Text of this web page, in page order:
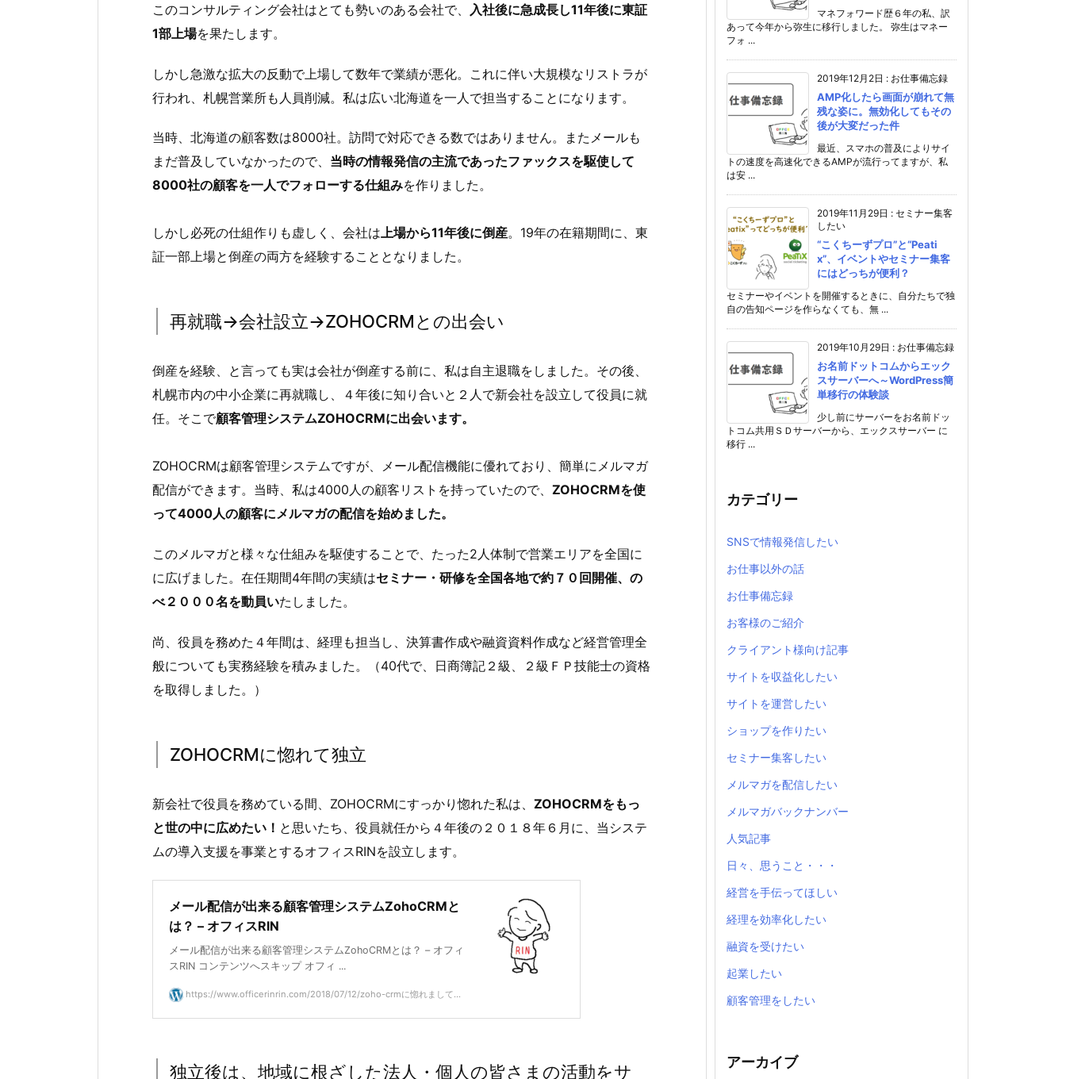
このコンサルティング会社はとても勢いのある会社で、
入社後に急成長し11年後に東証
1部上場を果たします。
しかし急激な拡大の反動で上場して数年で業績が悪化。これに伴い大規模なリストラが
行われ、札幌営業所も人員削減。私は広い北海道を一人で担当することになります。
当時、北海道の顧客数は8000社。訪問で対応できる数ではありません。またメールも
まだ普及していなかったので、 当時の情報発信の主流であったファックスを駆使して
8000社の顧客を一人でフォローする仕組みを作りました。
しかし必死の仕組作りも虚しく、会社は上場から11年後に倒産。19年の在籍期間に、東
証一部上場と倒産の両方を経験することとなりました。
再就職→会社設立→ZOHOCRMとの出会い
倒産を経験、と言っても実は会社が倒産する前に、私は自主退職をしました。その後、
札幌市内の中小企業に再就職し、４年後に知り合いと２人で新会社を設立して役員に就
任。そこで顧客管理システムZOHOCRMに出会います。
ZOHOCRMは顧客管理システムですが、メール配信機能に優れており、簡単にメルマガ
配信ができます。当時、私は4000人の顧客リストを持っていたので、 ZOHOCRMを使
って4000人の顧客にメルマガの配信を始めました。
このメルマガと様々な仕組みを駆使することで、たった2人体制で営業エリアを全国に
に広げました。在任期間4年間の実績はセミナー・研修を全国各地で約７０回開催、の
べ２０００名を動員いたしました。
尚、役員を務めた４年間は、経理も担当し、決算書作成や融資資料作成など経営管理全
般についても実務経験を積みました。（40代で、日商簿記２級、２級ＦＰ技能士の資格
を取得しました。）
ZOHOCRMに惚れて独立
新会社で役員を務めている間、ZOHOCRMにすっかり惚れた私は、 ZOHOCRMをもっ
と世の中に広めたい！ と思いたち、役員就任から４年後の２０１８年６月に、当システ
ムの導入支援を事業とするオフィスRINを設立します。
メール配信が出来る顧客管理システムZohoCRMと
は？ – オフィスRIN
メール配信が出来る顧客管理システムZohoCRMとは？ – オフィ
スRIN コンテンツへスキップ オフィ ...
https://www.officerinrin.com/2018/07/12/zoho-crmに惚れまして...
独立後は、地域に根ざした法人・個人の皆さまの活動をサ
マネフォワード歴６年の私、訳
あって今年から弥生に移行しました。 弥生はマネー
フォ ...
2019年12月2日 : お仕事備忘録
AMP化したら画面が崩れて無
残な姿に。無効化してもその
後が大変だった件
最近、スマホの普及によりサイ
トの速度を高速化できるAMPが流行ってますが、私
は安 ...
2019年11月29日 : セミナー集客
したい
“こくちーずプロ”と“Peati
x”、イベントやセミナー集客
にはどっちが便利？
セミナーやイベントを開催するときに、自分たちで独
自の告知ページを作らなくても、無 ...
2019年10月29日 : お仕事備忘録
お名前ドットコムからエック
スサーバーへ～WordPress簡
単移行の体験談
少し前にサーバーをお名前ドッ
トコム共用ＳＤサーバーから、エックスサーバー に
移行 ...
カテゴリー
SNSで情報発信したい
お仕事以外の話
お仕事備忘録
お客様のご紹介
クライアント様向け記事
サイトを収益化したい
サイトを運営したい
ショップを作りたい
セミナー集客したい
メルマガを配信したい
メルマガバックナンバー
人気記事
日々、思うこと・・・
経営を手伝ってほしい
経理を効率化したい
融資を受けたい
起業したい
顧客管理をしたい
アーカイブ